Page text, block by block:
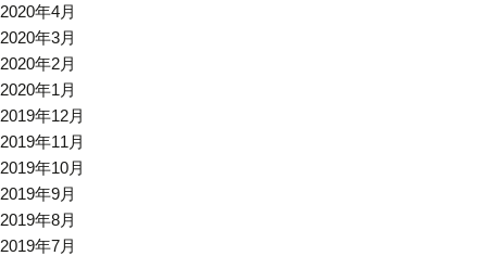
2020年4月
2020年3月
2020年2月
2020年1月
2019年12月
2019年11月
2019年10月
2019年9月
2019年8月
2019年7月